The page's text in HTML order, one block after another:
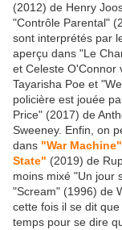
(2012) de Henry
"Contrôle Parental"
sont interprétés par
aperçu dans "Le
et Celeste O'Connor
Tayarisha Poe et
policière est jouée
Price" (2017) de
Sweeney. Enfin, on
dans "War Machine"
State" (2019) de
moins mixé "Un jour
"Scream" (1996) de
cette fois il se dit
temps pour se dire